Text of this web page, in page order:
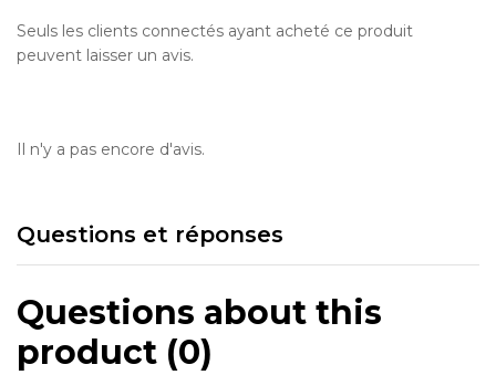
Seuls les clients connectés ayant acheté ce produit
peuvent laisser un avis.
Il n'y a pas encore d'avis.
Questions et réponses
Questions about this
product (0)